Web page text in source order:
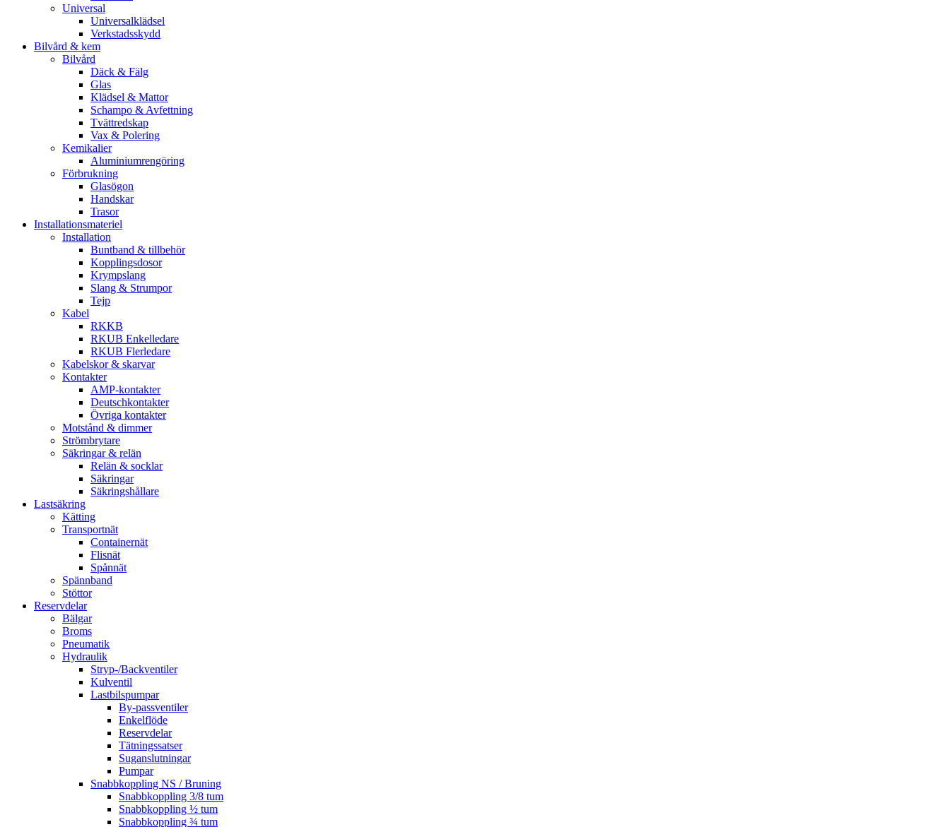
Universal
Universalklädsel
Verkstadsskydd
Bilvård & kem
Bilvård
Däck & Fälg
Glas
Klädsel & Mattor
Schampo & Avfettning
Tvättredskap
Vax & Polering
Kemikalier
Aluminiumrengöring
Förbrukning
Glasögon
Handskar
Trasor
Installationsmateriel
Installation
Buntband & tillbehör
Kopplingsdosor
Krympslang
Slang & Strumpor
Tejp
Kabel
RKKB
RKUB Enkelledare
RKUB Flerledare
Kabelskor & skarvar
Kontakter
AMP-kontakter
Deutschkontakter
Övriga kontakter
Motstånd & dimmer
Strömbrytare
Säkringar & relän
Relän & socklar
Säkringar
Säkringshållare
Lastsäkring
Kätting
Transportnät
Containernät
Flisnät
Spånnät
Spännband
Stöttor
Reservdelar
Bälgar
Broms
Pneumatik
Hydraulik
Stryp-/Backventiler
Kulventil
Lastbilspumpar
By-passventiler
Enkelflöde
Reservdelar
Tätningssatser
Suganslutningar
Pumpar
Snabbkoppling NS / Bruning
Snabbkoppling 3/8 tum
Snabbkoppling ½ tum
Snabbkoppling ¾ tum